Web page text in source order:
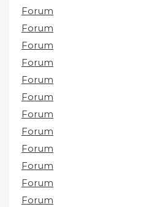
Forum
Forum
Forum
Forum
Forum
Forum
Forum
Forum
Forum
Forum
Forum
Forum